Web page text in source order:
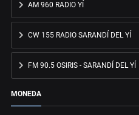
AM 960 RADIO YÍ
CW 155 RADIO SARANDÍ DEL YÍ
FM 90.5 OSIRIS - SARANDÍ DEL YÍ
MONEDA